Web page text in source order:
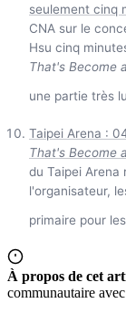
seulement cinq
CNA sur le
Hsu cinq
That's Become
une partie très
Taipei Arena :
That's Become
du Taipei
l'organisateur,
primaire pour
À propos de cet
communautaire